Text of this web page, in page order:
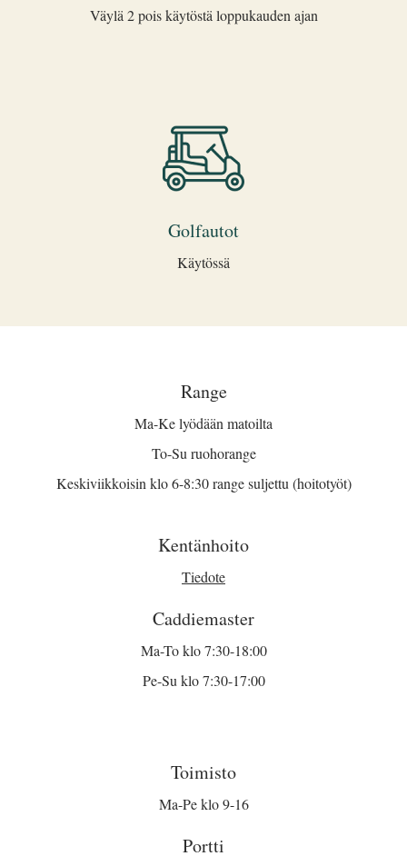
Väylä 2 pois käytöstä loppukauden ajan
Golfautot
Käytössä
Range
Ma-Ke lyödään matoilta
To-Su ruohorange
Keskiviikkoisin klo 6-8:30 range suljettu (hoitotyöt)
Kentänhoito
Tiedote
Caddiemaster
Ma-To klo 7:30-18:00
Pe-Su klo 7:30-17:00
Toimisto
Ma-Pe klo 9-16
Portti